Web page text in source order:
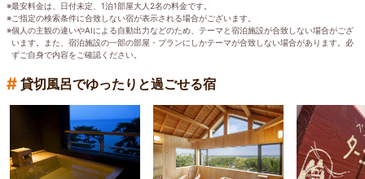
※最安料金は、日付未定、1泊1部屋大人2名の料金です。
※ご指定の検索条件に合致しない宿が表示される場合がございます。
※個人の主観の違いやAIによる自動出力などのため、テーマと宿泊施設が合致しない場合がござ
います。また、宿泊施設の一部の部屋・プランにしかテーマが合致しない場合があります。必
ずご自身で内容をご確認ください。
# 貸切風呂でゆったりと過ごせる宿